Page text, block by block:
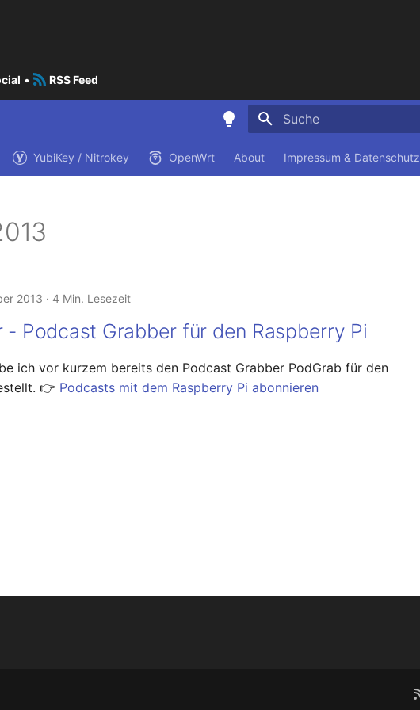
• RSS Feed
YubiKey / Nitrokey OpenWrt About Impressum & Datenschutz
2013 4 Min. Lesezeit
- Podcast Grabber für den Raspberry Pi
ich vor kurzem bereits den Podcast Grabber PodGrab für den
👉 Podcasts mit dem Raspberry Pi abonnieren